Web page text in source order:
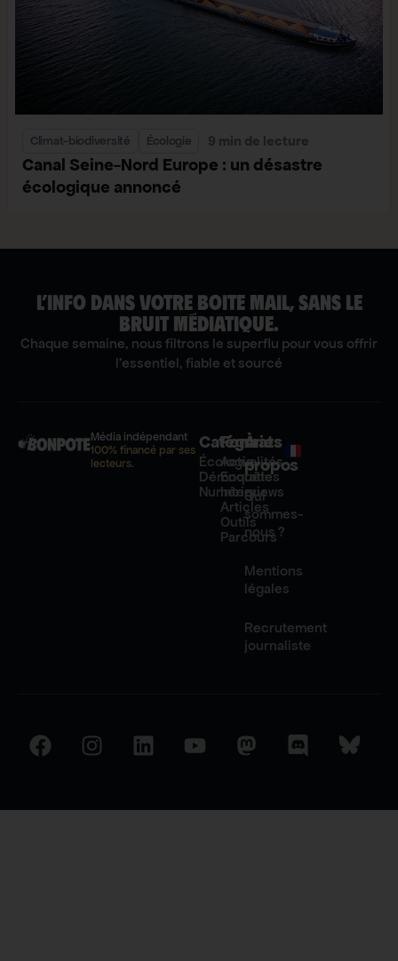
Climat-biodiversité Écologie 9 min de lecture
Canal Seine-Nord Europe : un désastre
écologique annoncé
L’INFO DANS VOTRE BOITE MAIL, SANS LE
BRUIT MÉDIATIQUE.
Chaque semaine, nous filtrons le superflu pour vous offrir
l'essentiel, fiable et sourcé
Média indépendant
100% financé par ses
lecteurs.
Catégories
Écologie
Démocratie
Numérique
Formats
Actualités
Enquêtes
Interviews
Articles
Outils
Parcours
À
propos
Qui
sommes-
nous ?
Mentions
légales
Recrutement
journaliste